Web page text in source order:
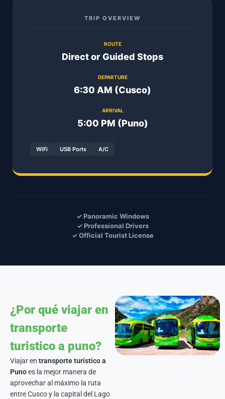
TRIP OVERVIEW
ROUTE
Direct or Guided Stops
DEPARTURE
6:30 AM (Cusco)
ARRIVAL
5:00 PM (Puno)
WiFi USB Ports A/C
✓ Panoramic Windows
✓ Professional Drivers
✓ Official Tourist License
¿Por qué viajar en
transporte
turistico a puno?
Viajar en transporte turístico a
Punoes la mejor manera de
aprovechar al máximo la ruta
entre Cusco y la capital del Lago